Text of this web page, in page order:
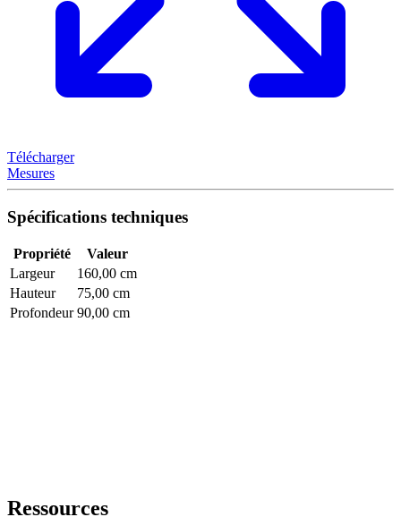
Télécharger
Mesures
Spécifications techniques
Propriété
Valeur
Largeur
160,00 cm
Hauteur
75,00 cm
Profondeur 90,00 cm
Ressources